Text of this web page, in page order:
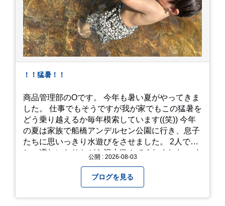
！！猛暑！！
商品管理部のOです。 今年も暑い夏がやってきま
した。 仕事でもそうですが我が家でもこの猛暑を
どう乗り越えるか毎年模索しています((笑)) 今年
の夏は家族で船橋アンデルセン公園に行き、息子
たちに思いっきり水遊びをさせました。 2人でび
しょ濡れになりながら沢山遊んでくれました。 さ
みようと思います。
公開 : 2026-08-03
ブログを見る